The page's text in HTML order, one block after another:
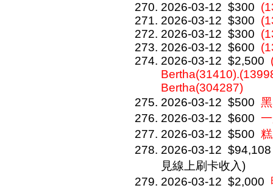
2026-03-12 $300
2026-03-12 $300
2026-03-12 $300
2026-03-12 $600
2026-03-12 $2,500
Bertha(304287)
2026-03-12 $500
2026-03-12 $600
2026-03-12 $500
2026-03-12 $94,108
見線上刷卡收入)
2026-03-12 $2,000